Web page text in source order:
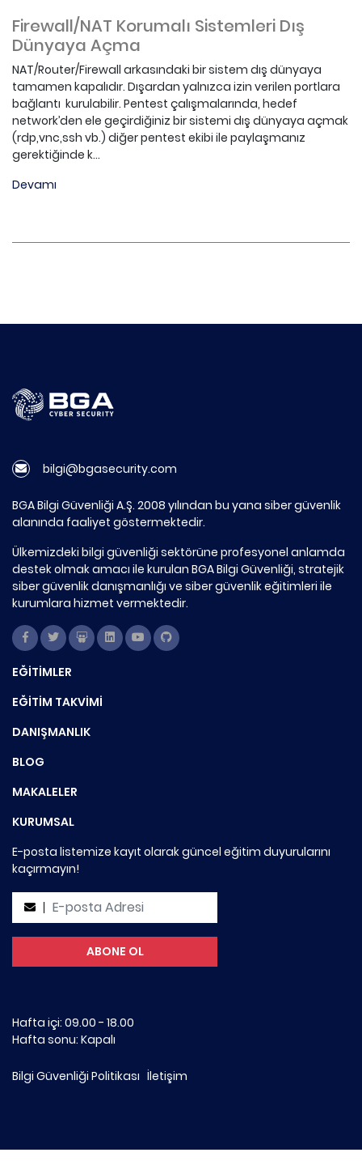
Firewall/NAT Korumalı Sistemleri Dış
Dünyaya Açma
NAT/Router/Firewall arkasındaki bir sistem dış dünyaya
tamamen kapalıdır. Dışardan yalnızca izin verilen portlara
bağlantı kurulabilir. Pentest çalışmalarında, hedef
network’den ele geçirdiğiniz bir sistemi dış dünyaya açmak
(rdp,vnc,ssh vb.) diğer pentest ekibi ile paylaşmanız
gerektiğinde k...
Devamı
bilgi@bgasecurity.com
BGA Bilgi Güvenliği A.Ş. 2008 yılından bu yana siber güvenlik
alanında faaliyet göstermektedir.
Ülkemizdeki bilgi güvenliği sektörüne profesyonel anlamda
destek olmak amacı ile kurulan BGA Bilgi Güvenliği, stratejik
siber güvenlik danışmanlığı ve siber güvenlik eğitimleri ile
kurumlara hizmet vermektedir.
EĞİTİMLER
EĞİTİM TAKVİMİ
DANIŞMANLIK
BLOG
MAKALELER
KURUMSAL
E-posta listemize kayıt olarak güncel eğitim duyurularını
kaçırmayın!
Hafta içi: 09.00 - 18.00
Hafta sonu: Kapalı
Bilgi Güvenliği Politikası İletişim